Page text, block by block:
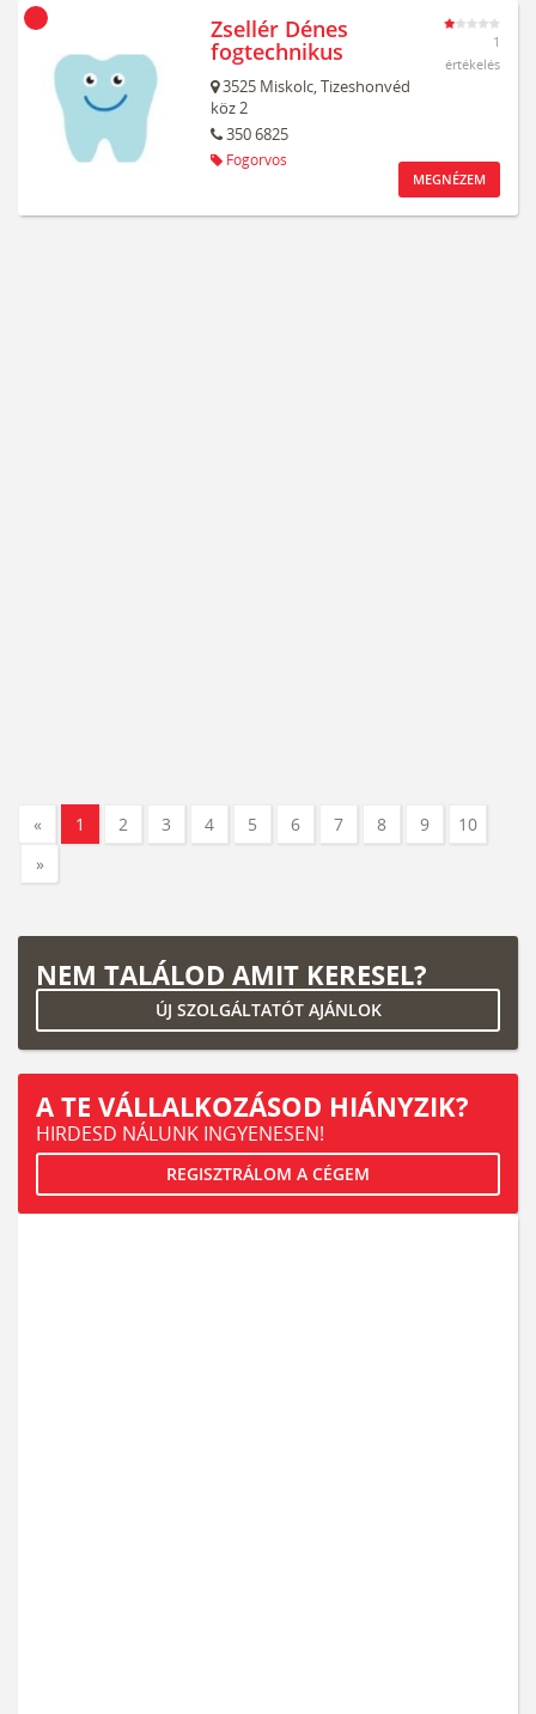
Zsellér Dénes
fogtechnikus
3525 Miskolc,Tizeshonvéd
köz 2
350 6825
Fogorvos
1
értékelés
MEGNÉZEM
« 1 2 3 4 5 6 7 8 9
10
»
NEM TALÁLOD AMIT KERESEL?
ÚJ SZOLGÁLTATÓT AJÁNLOK
A TE VÁLLALKOZÁSOD HIÁNYZIK?
HIRDESD NÁLUNK INGYENESEN!
REGISZTRÁLOM A CÉGEM